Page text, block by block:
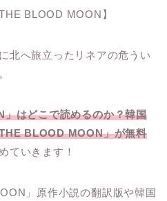
BLOOD MOON】
北へ旅立ったリネアの危うい
はどこで読めるのか？韓国
BLOOD MOON」が無料
ていきます！
」原作小説の翻訳版や韓国